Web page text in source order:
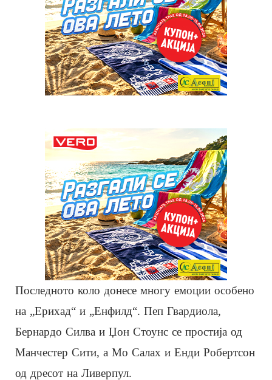
Последното коло донесе многу емоции особено
на „Ерихад“ и „Енфилд“. Пеп Гвардиола,
Бернардо Силва и Џон Стоунс се простија од
Манчестер Сити, а Мо Салах и Енди Робертсон
од дресот на Ливерпул.